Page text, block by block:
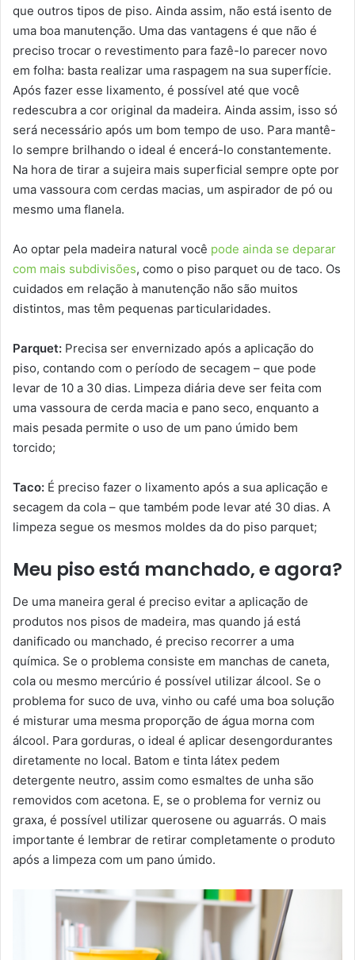
que outros tipos de piso. Ainda assim, não está isento de
uma boa manutenção. Uma das vantagens é que não é
preciso trocar o revestimento para fazê-lo parecer novo
em folha: basta realizar uma raspagem na sua superfície.
Após fazer esse lixamento, é possível até que você
redescubra a cor original da madeira. Ainda assim, isso só
será necessário após um bom tempo de uso. Para mantê-
lo sempre brilhando o ideal é encerá-lo constantemente.
Na hora de tirar a sujeira mais superficial sempre opte por
uma vassoura com cerdas macias, um aspirador de pó ou
mesmo uma flanela.
Ao optar pela madeira natural você pode ainda se deparar
com mais subdivisões, como o piso parquet ou de taco. Os
cuidados em relação à manutenção não são muitos
distintos, mas têm pequenas particularidades.
Parquet: Precisa ser envernizado após a aplicação do
piso, contando com o período de secagem – que pode
levar de 10 a 30 dias. Limpeza diária deve ser feita com
uma vassoura de cerda macia e pano seco, enquanto a
mais pesada permite o uso de um pano úmido bem
torcido;
Taco: É preciso fazer o lixamento após a sua aplicação e
secagem da cola – que também pode levar até 30 dias. A
limpeza segue os mesmos moldes da do piso parquet;
Meu piso está manchado, e agora?
De uma maneira geral é preciso evitar a aplicação de
produtos nos pisos de madeira, mas quando já está
danificado ou manchado, é preciso recorrer a uma
química. Se o problema consiste em manchas de caneta,
cola ou mesmo mercúrio é possível utilizar álcool. Se o
problema for suco de uva, vinho ou café uma boa solução
é misturar uma mesma proporção de água morna com
álcool. Para gorduras, o ideal é aplicar desengordurantes
diretamente no local. Batom e tinta látex pedem
detergente neutro, assim como esmaltes de unha são
removidos com acetona. E, se o problema for verniz ou
graxa, é possível utilizar querosene ou aguarrás. O mais
importante é lembrar de retirar completamente o produto
após a limpeza com um pano úmido.